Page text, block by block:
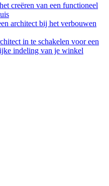
creëren van een functioneel
architect bij het verbouwen
in te schakelen voor een
indeling van je winkel